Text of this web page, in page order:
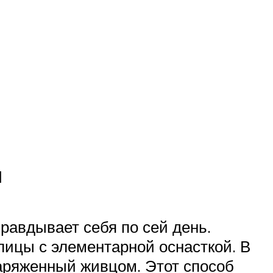
себя по сей день.
с элементарной оснасткой. В
живцом. Этот способ